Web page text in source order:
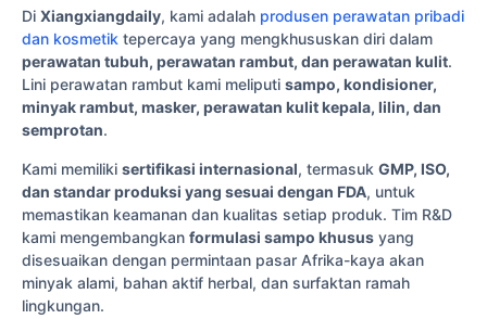
Di Xiangxiangdaily, kami adalah produsen perawatan pribadi
dan kosmetik tepercaya yang mengkhususkan diri dalam
perawatan tubuh, perawatan rambut, dan perawatan kulit.
Lini perawatan rambut kami meliputi sampo, kondisioner,
minyak rambut, masker, perawatan kulit kepala, lilin, dan
semprotan.
Kami memiliki sertifikasi internasional, termasuk GMP, ISO,
dan standar produksi yang sesuai dengan FDA, untuk
memastikan keamanan dan kualitas setiap produk. Tim R&D
kami mengembangkan formulasi sampo khusus yang
disesuaikan dengan permintaan pasar Afrika-kaya akan
minyak alami, bahan aktif herbal, dan surfaktan ramah
lingkungan.